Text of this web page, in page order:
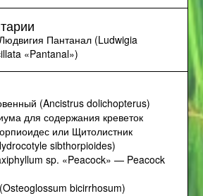
Пантанал (Ludwigia
«Pantanal»)
(Ancistrus dolichopterus)
для содержания креветок
или Щитолистник
sibthorpioides)
sp. «Peacock» — Peacock
bicirrhosum)